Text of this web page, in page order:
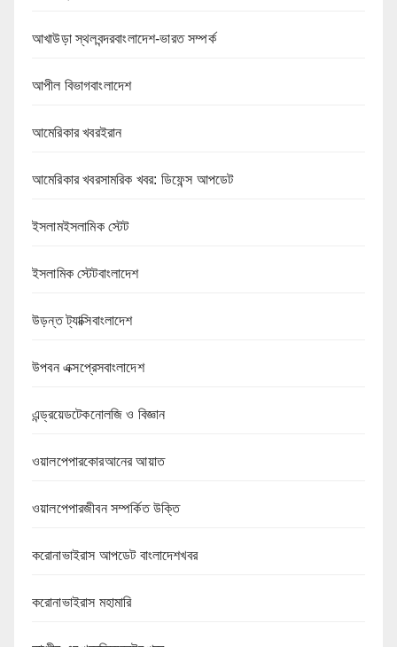
আখাউড়া স্থলবন্দরবাংলাদেশ-ভারত সম্পর্ক
আপীল বিভাগবাংলাদেশ
আমেরিকার খবরইরান
আমেরিকার খবরসামরিক খবর: ডিফেন্স আপডেট
ইসলামইসলামিক স্টেট
ইসলামিক স্টেটবাংলাদেশ
উড়ন্ত ট্যাক্সিবাংলাদেশ
উপবন এক্সপ্রেসবাংলাদেশ
এন্ড্রয়েডটেকনোলজি ও বিজ্ঞান
ওয়ালপেপারকোরআনের আয়াত
ওয়ালপেপারজীবন সম্পর্কিত উক্তি
করোনাভাইরাস আপডেট বাংলাদেশখবর
করোনাভাইরাস মহামারি